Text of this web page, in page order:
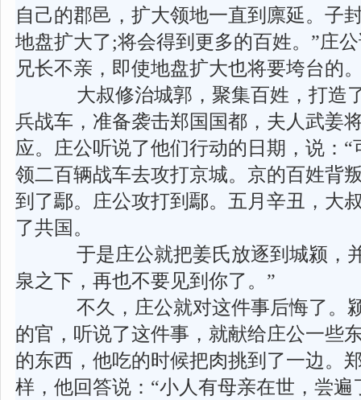
自己的郡邑，扩大领地一直到廪延。子
地盘扩大了;将会得到更多的百姓。”庄
兄长不亲，即使地盘扩大也将要垮台的
大叔修治城郭，聚集百姓，打造
兵战车，准备袭击郑国国都，夫人武姜
应。庄公听说了他们行动的日期，说：“
领二百辆战车去攻打京城。京的百姓背
到了鄢。庄公攻打到鄢。五月辛丑，大
了共国。
于是庄公就把姜氏放逐到城颍，
泉之下，再也不要见到你了。”
不久，庄公就对这件事后悔了。
的官，听说了这件事，就献给庄公一些
的东西，他吃的时候把肉挑到了一边。
样，他回答说：“小人有母亲在世，尝